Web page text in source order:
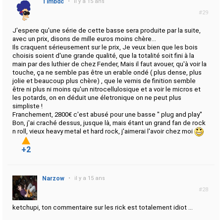
#29
Timbdc
J'espere qu'une série de cette basse sera produite par la suite,
avec un prix, disons de mille euros moins chère...
Ils craquent sérieusement sur le prix, Je veux bien que les bois
choisis soient d'une grande qualité, que la totalité soit fini à la
main par des luthier de chez Fender, Mais il faut avouer, qu'à voir la
touche, ça ne semble pas être un erable ondé ( plus dense, plus
jolie et beaucoup plus chère) , que le vernis de finition semble
être ni plus ni moins qu'un nitrocellulosique et a voir le micros et
les potards, on en déduit une életronique on ne peut plus
simpliste !
Franchement, 2800€ c'est abusé pour une basse " plug and play"
Bon, j'ai craché dessus, jusque là, mais étant un grand fan de rock
n roll, vieux heavy metal et hard rock, j'aimerai l'avoir chez moi
+2
#28
Narzow • il y a 15 ans
ketchupi, ton commentaire sur les rick est totalement idiot ...